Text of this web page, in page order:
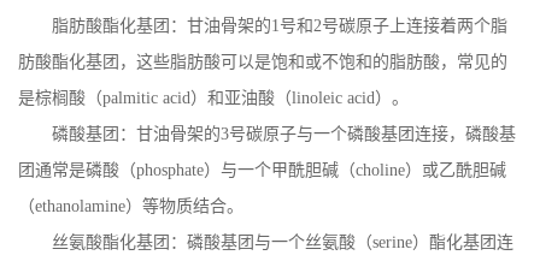
脂肪酸酯化基团：甘油骨架的1号和2号碳原子上连接着两个脂
肪酸酯化基团，这些脂肪酸可以是饱和或不饱和的脂肪酸，常见的
是棕榈酸（palmitic acid）和亚油酸（linoleic acid）。
磷酸基团：甘油骨架的3号碳原子与一个磷酸基团连接，磷酸基
团通常是磷酸（phosphate）与一个甲酰胆碱（choline）或乙酰胆碱
（ethanolamine）等物质结合。
丝氨酸酯化基团：磷酸基团与一个丝氨酸（serine）酯化基团连